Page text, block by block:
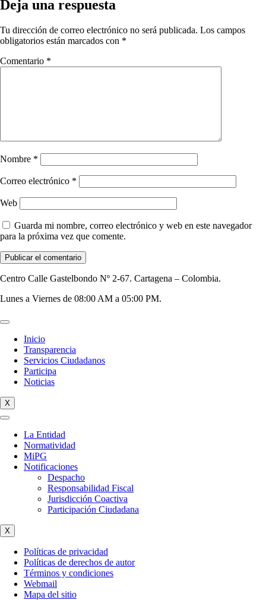
Deja una respuesta
Tu dirección de correo electrónico no será publicada. Los campos
obligatorios están marcados con *
Comentario *
Nombre *
Correo electrónico *
Web
Guarda mi nombre, correo electrónico y web en este navegador
para la próxima vez que comente.
Centro Calle Gastelbondo Nº 2-67. Cartagena – Colombia.
Lunes a Viernes de 08:00 AM a 05:00 PM.
Inicio
Transparencia
Servicios Ciudadanos
Participa
Noticias
X
La Entidad
Normatividad
MiPG
Notificaciones
Despacho
Responsabilidad Fiscal
Jurisdicción Coactiva
Participación Ciudadana
X
Políticas de privacidad
Políticas de derechos de autor
Términos y condiciones
Webmail
Mapa del sitio